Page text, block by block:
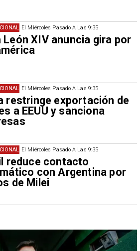
El Miércoles Pasado A Las 9:35
León XIV anuncia gira por
El Miércoles Pasado A Las 9:35
restringe exportación de
a EEUU y sanciona
El Miércoles Pasado A Las 9:35
reduce contacto
con Argentina por
de Milei